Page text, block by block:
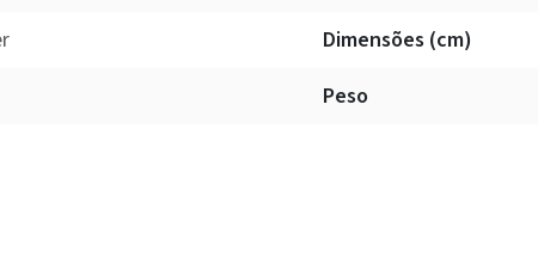
Dimensões (cm)
Peso